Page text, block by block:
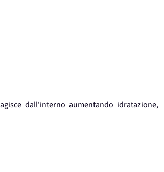
dall'interno aumentando idratazione,